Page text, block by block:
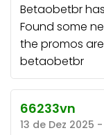
Betaobetbr
Found some
the promos
betaobetbr
66233vn
13 de Dez 2025